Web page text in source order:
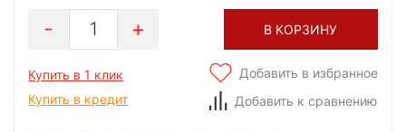
1 В КОРЗИНУ
Купить в 1 клик
Купить в кредит
Добавить в избранное
Добавить к сравнению